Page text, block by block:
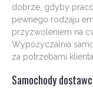
dobrze, gdyby
pewnego rodzaju
przyzwoleniem na
Wypożyczalnia
za potrzebami
Samochody